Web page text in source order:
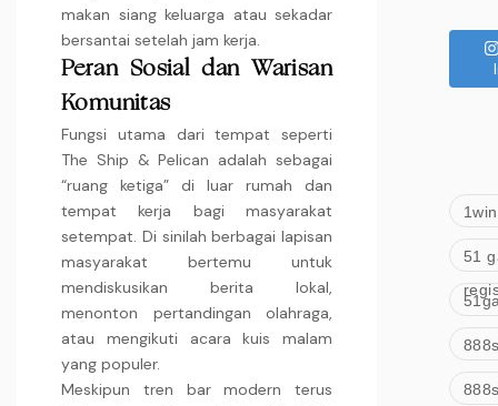
makan siang keluarga atau sekadar
bersantai setelah jam kerja.
Peran Sosial dan Warisan
Komunitas
Fungsi utama dari tempat seperti
The Ship & Pelican adalah sebagai
“ruang ketiga” di luar rumah dan
tempat kerja bagi masyarakat
setempat. Di sinilah berbagai lapisan
masyarakat bertemu untuk
mendiskusikan berita lokal,
menonton pertandingan olahraga,
atau mengikuti acara kuis malam
yang populer.
Meskipun tren bar modern terus
1win
51